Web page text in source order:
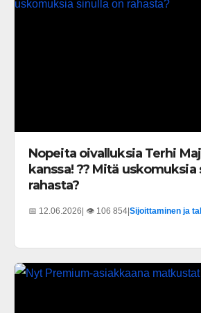
Nopeita oivalluksia Terhi
kanssa! ?? Mitä uskomuksia
rahasta?
📅 12.06.2026| 👁️ 106 854|Sijoittaminen ja